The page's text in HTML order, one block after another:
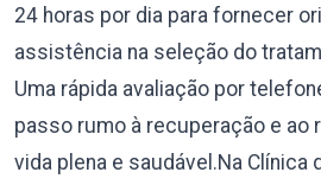
24 horas por dia para fornecer
assistência na seleção do
Uma rápida avaliação por
passo rumo à recuperação e ao
vida plena e saudável.Na Clínica